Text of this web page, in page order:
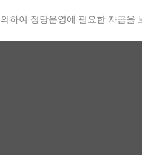
하여 정당운영에 필요한 자금을